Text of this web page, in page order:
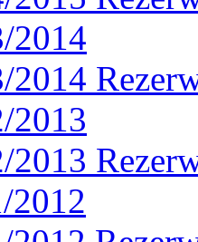
2014
2014
2013
2013
2012